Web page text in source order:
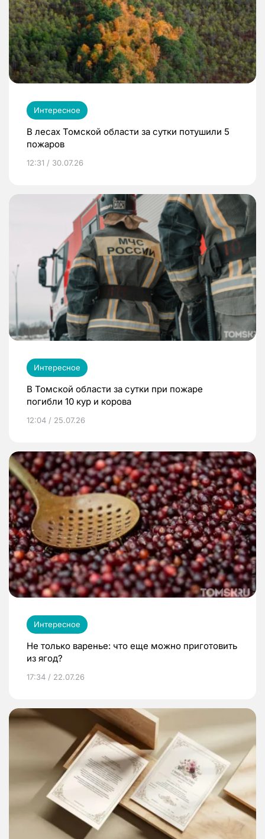
Интересное
В лесах Томской области за сутки потушили 5
пожаров
12:31 / 30.07.26
Интересное
В Томской области за сутки при пожаре
погибли 10 кур и корова
12:04 / 25.07.26
Интересное
Не только варенье: что еще можно приготовить
из ягод?
17:34 / 22.07.26